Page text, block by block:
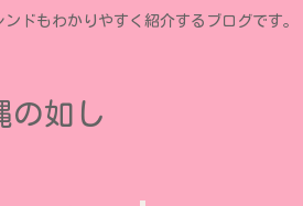
ドもわかりやすく紹介するブログです。
の如し